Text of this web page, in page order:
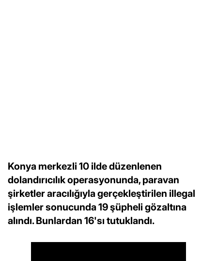
Konya merkezli 10 ilde düzenlenen
dolandırıcılık operasyonunda, paravan
şirketler aracılığıyla gerçekleştirilen illegal
işlemler sonucunda 19 şüpheli gözaltına
alındı. Bunlardan 16'sı tutuklandı.